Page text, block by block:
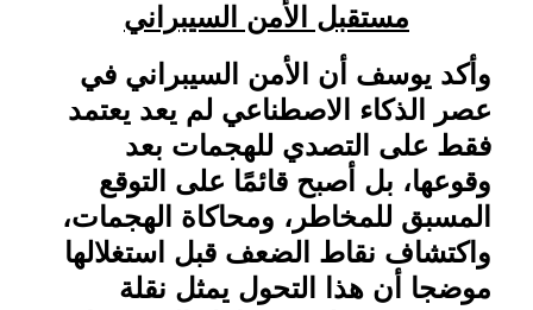
مستقبل الأمن السيبراني
وأكد يوسف أن الأمن السيبراني في
عصر الذكاء الاصطناعي لم يعد يعتمد
فقط على التصدي للهجمات بعد
وقوعها، بل أصبح قائمًا على التوقع
المسبق للمخاطر، ومحاكاة الهجمات،
واكتشاف نقاط الضعف قبل استغلالها
موضجا أن هذا التحول يمثل نقلة